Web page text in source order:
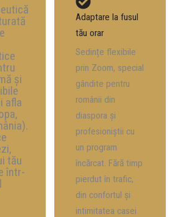
și
afla
tău
într-
Adaptare la fusul
tău orar
Sedințe flexibile
prin Zoom, special
gândite pentru
românii din
diaspora și
profesioniștii cu
un program
încărcat. Fără timp
pierdut în trafic,
din confortul și
intimitatea casei